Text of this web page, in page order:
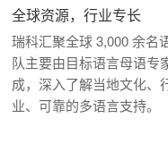
全球资源，行业专长
瑞科汇聚全球 3,000 余名
队主要由目标语言母语专
成，深入了解当地文化、
业、可靠的多语言支持。